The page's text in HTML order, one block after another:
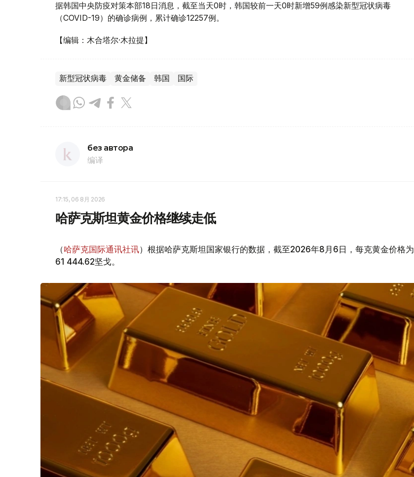
据韩国中央防疫对策本部18日消息，截至当天0时，韩国较前一天0时新增59例感染新型冠状病毒
（COVID-19）的确诊病例，累计确诊12257例。
【编辑：木合塔尔·木拉提】
新型冠状病毒 黄金储备 韩国 国际
без автора
编译
17:15, 06 8月 2026
哈萨克斯坦黄金价格继续走低
（哈萨克国际通讯社讯）根据哈萨克斯坦国家银行的数据，截至2026年8月6日，每克黄金价格为
61 444.62坚戈。